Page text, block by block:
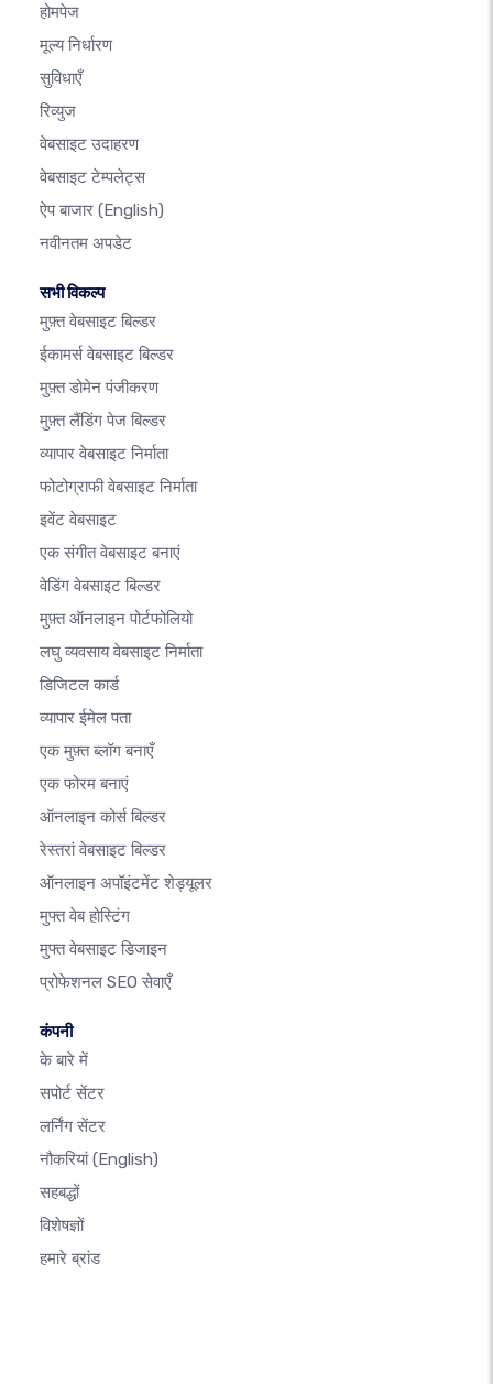
होमपेज
मूल्य निर्धारण
सुविधाएँ
रिव्युज
वेबसाइट उदाहरण
वेबसाइट टेम्पलेट्स
ऐप बाजार (English)
नवीनतम अपडेट
सभी विकल्प
मुफ़्त वेबसाइट बिल्डर
ईकामर्स वेबसाइट बिल्डर
मुफ़्त डोमेन पंजीकरण
मुफ़्त लैंडिंग पेज बिल्डर
व्यापार वेबसाइट निर्माता
फोटोग्राफी वेबसाइट निर्माता
इवेंट वेबसाइट
एक संगीत वेबसाइट बनाएं
वेडिंग वेबसाइट बिल्डर
मुफ़्त ऑनलाइन पोर्टफोलियो
लघु व्यवसाय वेबसाइट निर्माता
डिजिटल कार्ड
व्यापार ईमेल पता
एक मुफ़्त ब्लॉग बनाएँ
एक फोरम बनाएं
ऑनलाइन कोर्स बिल्डर
रेस्तरां वेबसाइट बिल्डर
ऑनलाइन अपॉइंटमेंट शेड्यूलर
मुफ्त वेब होस्टिंग
मुफ्त वेबसाइट डिजाइन
प्रोफेशनल SEO सेवाएँ
कंपनी
के बारे में
सपोर्ट सेंटर
लर्निंग सेंटर
नौकरियां(English)
सहबद्धों
विशेषज्ञों
हमारे ब्रांड